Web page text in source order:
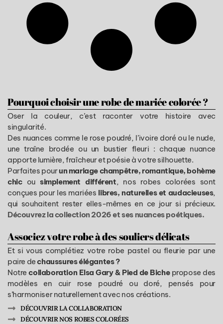
Pourquoi choisir une robe de mariée colorée ?
Oser la couleur, c’est raconter votre histoire avec
singularité.
Des nuances comme le rose poudré, l’ivoire doré ou le nude,
une traîne brodée ou un bustier fleuri : chaque nuance
apporte lumière, fraîcheur et poésie à votre silhouette.
Parfaites pourun mariage champêtre, romantique, bohème
chicou simplement différent, nos robes colorées sont
conçues pour les mariées libres, naturelles et audacieuses,
qui souhaitent rester elles-mêmes en ce jour si précieux.
Découvrez la collection 2026 et ses nuances poétiques.
Associez votre robe à des souliers délicats
Et si vous complétiez votre robe pastel ou fleurie par une
paire dechaussures élégantes ?
Notrecollaboration Elsa Gary & Pied de Bichepropose des
modèles en cuir rose poudré ou doré, pensés pour
s’harmoniser naturellement avec nos créations.
DÉCOUVRIR LA COLLABORATION
DÉCOUVRIR NOS ROBES COLORÉES